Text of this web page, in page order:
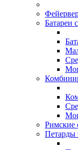
Батареи
Римские
Петарды